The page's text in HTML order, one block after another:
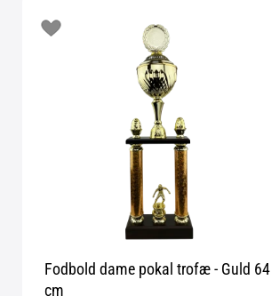
Fodbold dame pokal trofæ - Guld 64
cm